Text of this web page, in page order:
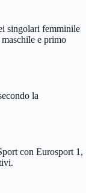
singolari femminile
e primo
la
con Eurosport 1,